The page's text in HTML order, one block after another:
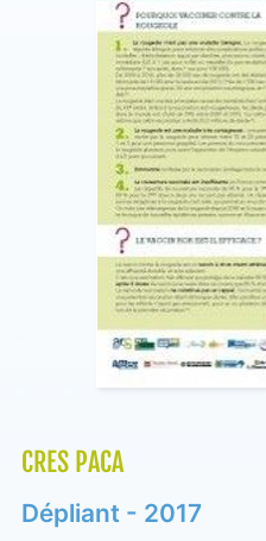
CRES PACA
Dépliant - 2017